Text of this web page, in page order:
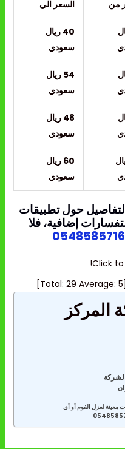
من السعر الي
40 ريال
سعودي
54 ريال
سعودي
48 ريال
سعودي
60 ريال
سعودي
حول تطبيقات
إضافية، فلا
Click
[Total:
29 Average: 5
]
المركز
معينة لعزل الفوم أو أي